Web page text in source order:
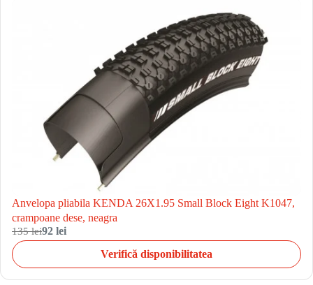
Anvelopa pliabila KENDA 26X1.95 Small Block Eight K1047,
crampoane dese, neagra
135 lei92 lei
Verifică disponibilitatea